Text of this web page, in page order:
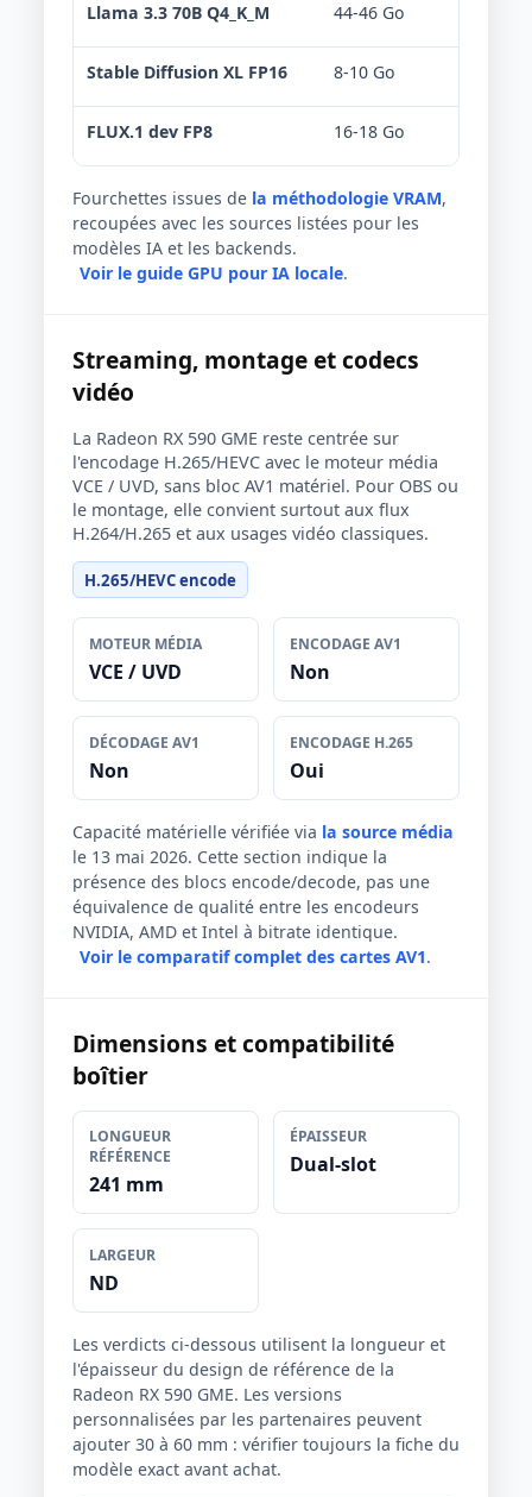
Llama 3.3 70B Q4_K_M 44-46 Go
Stable Diffusion XL FP16 8-10 Go
FLUX.1 dev FP8 16-18 Go
Fourchettes issues de la méthodologie VRAM,
recoupées avec les sources listées pour les
modèles IA et les backends.
Voir le guide GPU pour IA locale.
Streaming, montage et codecs
vidéo
La Radeon RX 590 GME reste centrée sur
l'encodage H.265/HEVC avec le moteur média
VCE / UVD, sans bloc AV1 matériel. Pour OBS ou
le montage, elle convient surtout aux flux
H.264/H.265 et aux usages vidéo classiques.
H.265/HEVC encode
MOTEUR MÉDIA
VCE / UVD
ENCODAGE AV1
Non
DÉCODAGE AV1
Non
ENCODAGE H.265
Oui
Capacité matérielle vérifiée via la source média
le 13 mai 2026. Cette section indique la
présence des blocs encode/decode, pas une
équivalence de qualité entre les encodeurs
NVIDIA, AMD et Intel à bitrate identique.
Voir le comparatif complet des cartes AV1.
Dimensions et compatibilité
boîtier
LONGUEUR
RÉFÉRENCE
241 mm
ÉPAISSEUR
Dual-slot
LARGEUR
ND
Les verdicts ci-dessous utilisent la longueur et
l'épaisseur du design de référence de la
Radeon RX 590 GME. Les versions
personnalisées par les partenaires peuvent
ajouter 30 à 60 mm : vérifier toujours la fiche du
modèle exact avant achat.